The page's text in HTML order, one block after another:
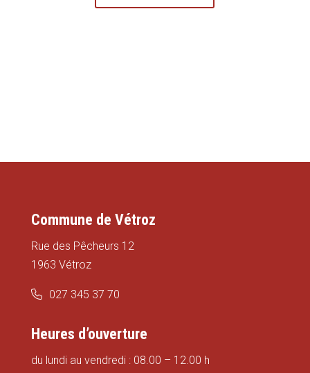
Commune de Vétroz
Rue des Pêcheurs 12
1963 Vétroz
027 345 37 70
Heures d’ouverture
du lundi au vendredi : 08.00 – 12.00 h